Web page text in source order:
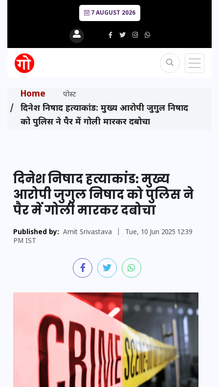
7 AUGUST 2026
Home पोस्ट
दिनेश निषाद हत्याकांड: मुख्य आरोपी जुगुल निषाद
को पुलिस ने पैर में गोली मारकर दबोचा
दिनेश निषाद हत्याकांड: मुख्य
आरोपी जुगुल निषाद को पुलिस ने
पैर में गोली मारकर दबोचा
Published by: Amit Srivastava
Tue, 10 Jun 2025 12:39
PM IST